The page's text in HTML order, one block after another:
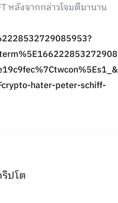
หลังจากกล่าวโจมตีมานาน
hater-peter-schiff-
ปโต